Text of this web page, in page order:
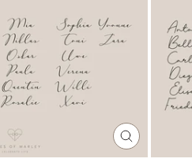
ESC)